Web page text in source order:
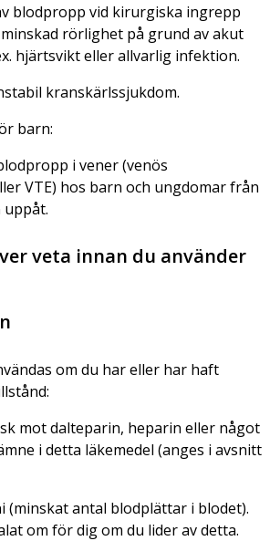
blodpropp vid kirurgiska ingrepp
rörlighet på grund av akut
hjärtsvikt eller allvarlig infektion.
kranskärlssjukdom.
barn:
i vener (venös
VTE) hos barn och ungdomar från
uppåt.
veta innan du använder
om du har eller har haft
mot dalteparin, heparin eller något
i detta läkemedel (anges i avsnitt
(minskat antal blodplättar i blodet).
om för dig om du lider av detta.